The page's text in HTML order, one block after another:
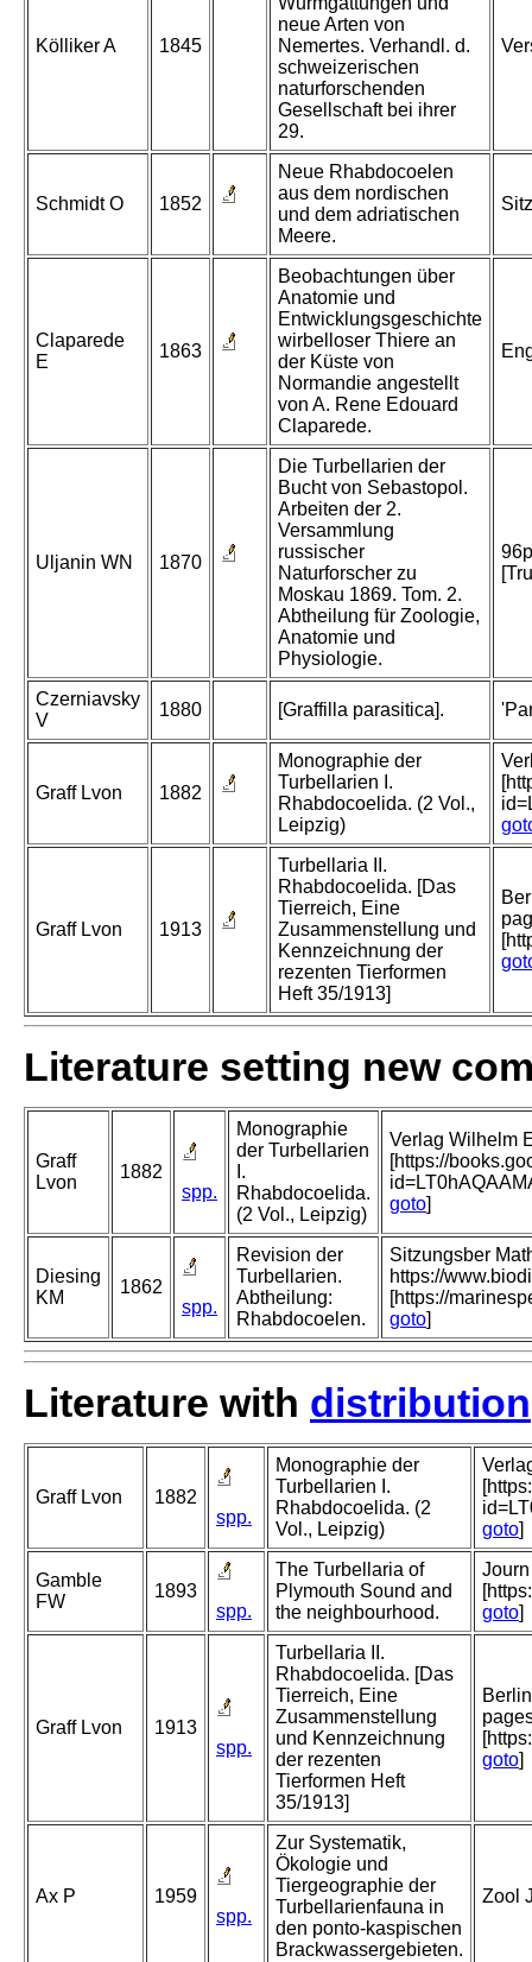
Kölliker A 1845
neue Arten von
Nemertes. Verhandl. d.
schweizerischen
naturforschenden
Gesellschaft bei ihrer
29.
Schmidt O 1852
Neue Rhabdocoelen
aus dem nordischen
und dem adriatischen
Meere.
Claparede
E
1863
Beobachtungen über
Anatomie und
Entwicklungsgeschichte
wirbelloser Thiere an
der Küste von
Normandie angestellt
von A. Rene Edouard
Claparede.
Uljanin WN 1870
Die Turbellarien der
Bucht von Sebastopol.
Arbeiten der 2.
Versammlung
russischer
Naturforscher zu
Moskau 1869. Tom. 2.
Abtheilung für Zoologie,
Anatomie und
Physiologie.
Czerniavsky
V
1880 [Graffilla parasitica].
Graff Lvon 1882
Monographie der
Turbellarien I.
Rhabdocoelida. (2 Vol.,
Leipzig)
Graff Lvon 1913
Turbellaria II.
Rhabdocoelida. [Das
Tierreich, Eine
Zusammenstellung und
Kennzeichnung der
rezenten Tierformen
Heft 35/1913]
Literature setting new
Graff
Lvon
1882
spp.
Monographie
der Turbellarien
I.
Rhabdocoelida.
(2 Vol., Leipzig)
Verlag Wilhelm
[https://
goto]
Diesing
KM
1862
spp.
Revision der
Turbellarien.
Abtheilung:
Rhabdocoelen.
Sitzungsber
https://
[https://
goto]
Literature with distribution
Graff Lvon
1882
spp.
Monographie der
Turbellarien I.
Rhabdocoelida. (2
Vol., Leipzig)
goto]
Gamble
FW
1893
spp.
The Turbellaria of
Plymouth Sound and
the neighbourhood.
goto]
Graff Lvon
1913
spp.
Turbellaria II.
Rhabdocoelida. [Das
Tierreich, Eine
Zusammenstellung
und Kennzeichnung
der rezenten
Tierformen Heft
35/1913]
goto]
Ax P
1959
spp.
Zur Systematik,
Ökologie und
Tiergeographie der
Turbellarienfauna in
den ponto-kaspischen
Brackwassergebieten.
Zool